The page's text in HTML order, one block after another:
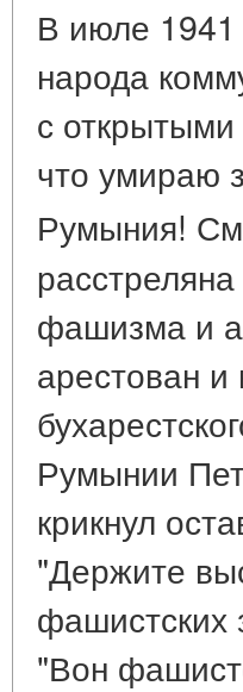
В июле 1941
народа
с
что умираю
Румыния!
фашизма и
арестован
Румынии
крикнул
"Держите
фашистских
"Вон